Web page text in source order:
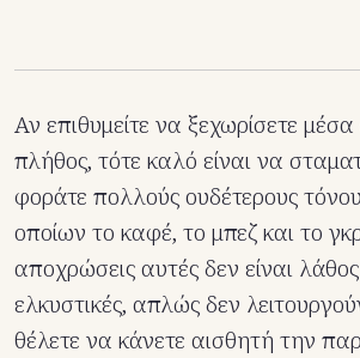
Αν επιθυμείτε να ξεχωρίσετε
πλήθος, τότε καλό είναι να
φοράτε πολλούς ουδέτερους
οποίων το καφέ, το μπεζ και το
αποχρώσεις αυτές δεν είναι
ελκυστικές, απλώς δεν
θέλετε να κάνετε αισθητή την